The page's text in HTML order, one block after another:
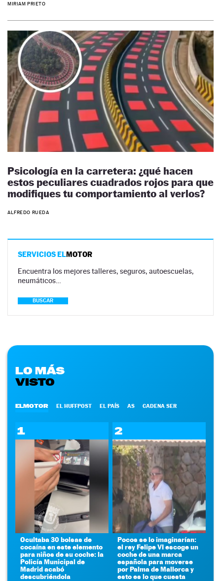
MIRIAM PRIETO
Psicología en la carretera: ¿qué hacen
estos peculiares cuadrados rojos para que
modifiques tu comportamiento al verlos?
ALFREDO RUEDA
SERVICIOS ELMOTOR
Encuentra los mejores talleres, seguros, autoescuelas,
neumáticos…
BUSCAR
LO MÁS
VISTO
ELMOTOR EL HUFFPOST EL PAÍS AS CADENA SER
1
Ocultaba 30 bolsas de
cocaína en este elemento
para niños de su coche: la
Policía Municipal de
Madrid acabó
descubriéndola
2
Pocos se lo imaginarían:
el rey Felipe VI escoge un
coche de una marca
española para moverse
por Palma de Mallorca y
esto es lo que cuesta